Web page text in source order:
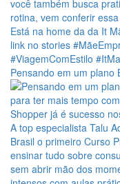
Pensando em um plano